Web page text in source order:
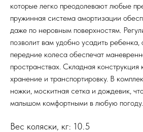
которые легко преодолевают любые
пружинная система амортизации
даже по неровным поверхностям.
позволит вам удобно усадить ребенка,
передние колеса обеспечат
пространствах. Складная
хранение и транспортировку. В
ножки, москитная сетка и дождевик,
малышом комфортными в любую погоду.
Вес коляски, кг: 10.5